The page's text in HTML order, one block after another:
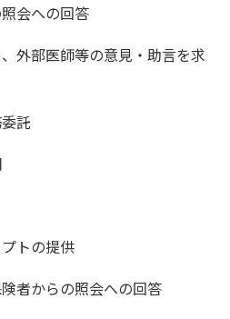
会への回答
外部医師等の意見・助言を求
託
トの提供
者からの照会への回答